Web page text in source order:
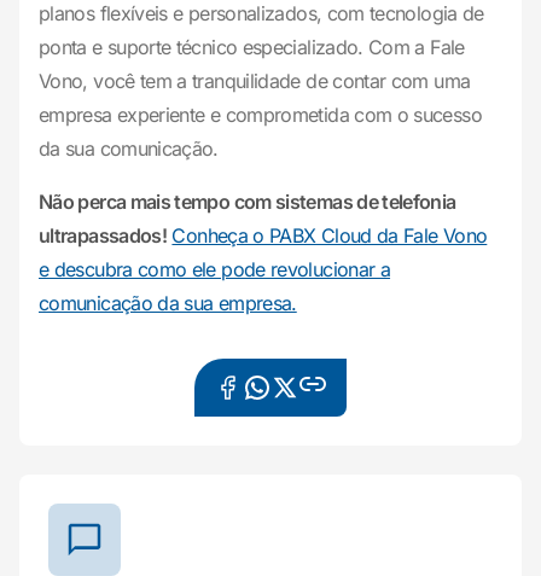
planos flexíveis e personalizados, com tecnologia de
ponta e suporte técnico especializado. Com a Fale
Vono, você tem a tranquilidade de contar com uma
empresa experiente e comprometida com o sucesso
da sua comunicação.
Não perca mais tempo com sistemas de telefonia
ultrapassados! Conheça o PABX Cloud da Fale Vono
e descubra como ele pode revolucionar a
comunicação da sua empresa.